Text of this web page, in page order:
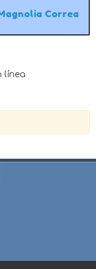
Correa
línea